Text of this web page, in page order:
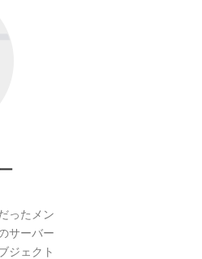
ったメン
サーバー
ジェクト